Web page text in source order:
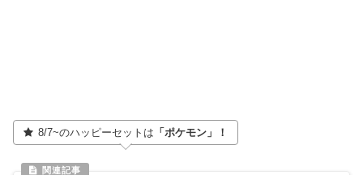
8/7~のハッピーセットは 「ポケモン」！